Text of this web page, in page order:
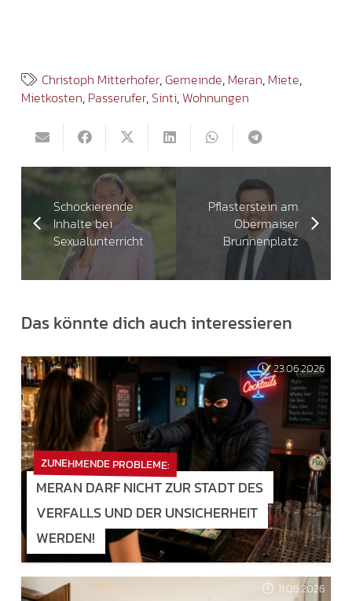
Christoph Mitterhofer,Gemeinde, Meran, Miete,
Mietkosten, Passerufer, Sinti, Wohnungen
Schockierende
Inhalte bei
Sexualunterricht
Pflasterstein am
Obermaiser
Brunnenplatz
Das könnte dich auch interessieren
23.06.2026
ZUNEHMENDE PROBLEME:
MERAN DARF NICHT ZUR STADT DES
VERFALLS UND DER UNSICHERHEIT
WERDEN!
11.06.2026